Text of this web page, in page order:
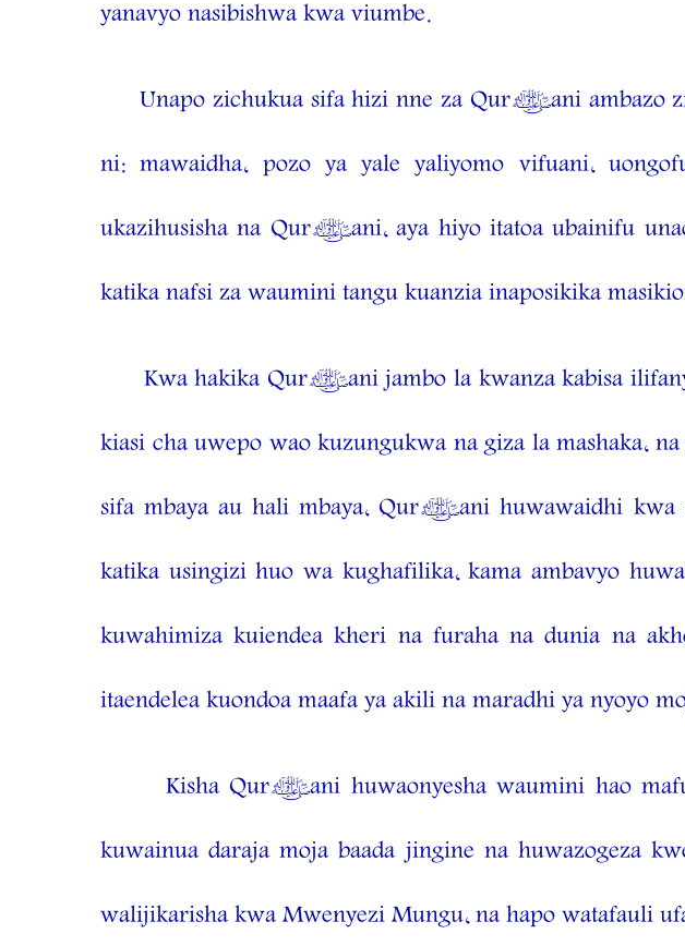
yanavyo nasibishwa kwa viumbe.
Unapo zichukua sifa hizi nne za Qur’ani ambazo
ni: mawaidha, pozo ya yale yaliyomo vifuani,
ukazihusisha na Qur’ani, aya hiyo itatoa ubainifu
katika nafsi za waumini tangu kuanzia inaposikika
Kwa hakika Qur’ani jambo la kwanza kabisa
kiasi cha uwepo wao kuzungukwa na giza la mashaka,
sifa mbaya au hali mbaya, Qur’ani huwawaidhi kwa
katika usingizi huo wa kughafilika, kama ambavyo
kuwahimiza kuiendea kheri na furaha na dunia na
itaendelea kuondoa maafa ya akili na maradhi ya nyoyo
Kisha Qur’ani huwaonyesha waumini hao
kuwainua daraja moja baada jingine na huwazogeza
walijikarisha kwa Mwenyezi Mungu, na hapo watafauli